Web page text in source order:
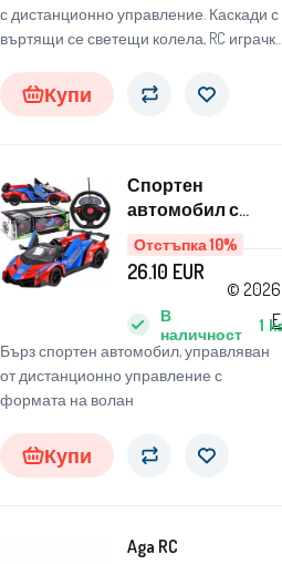
с дистанционно управление. Каскади с
въртящи се светещи колела, RC играчка
Купи
Отстъпка 10%
Спортен
автомобил с
отварящи се
врати и
дистанционно
управление
RC0583
Бърз спортен автомобил, управляван
от дистанционно управление с
формата на волан
В
наличност
1
26.10 EUR
Купи
Aga RC
© 2026